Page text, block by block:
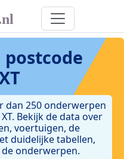
dan 250 onderwerpen
Bekijk de data over
voertuigen, de
duidelijke tabellen,
onderwerpen.